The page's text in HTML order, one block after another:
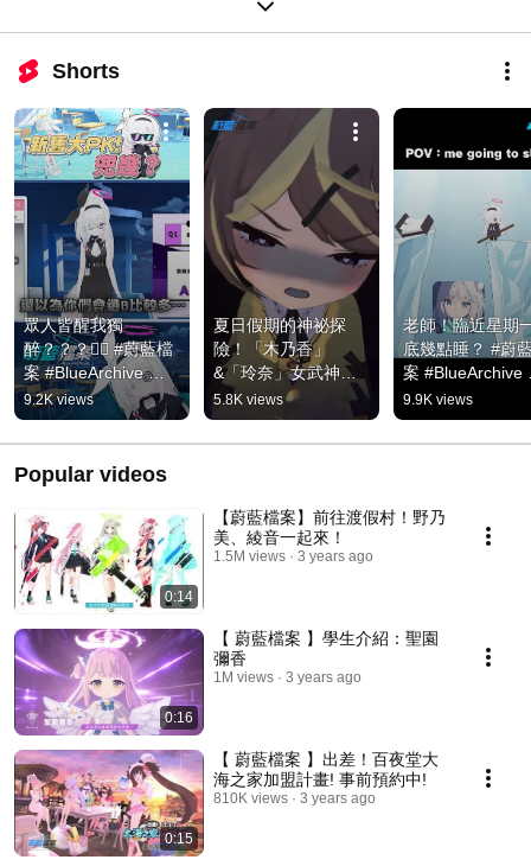
Shorts
眾人皆醒我獨
醉？？？😵‍💫 #蔚藍檔
案 #BlueArchive
#shorts
9.2K views
夏日假期的神祕探
險！「木乃香」
&「玲奈」女武神副
局長跟狂獵學生會碰
出什麼火花？#蔚藍
檔案 #BlueArchive
5.8K views
老師！臨近星期
底幾點睡？ #蔚
案 #BlueArchive
#shorts
9.9K views
Popular videos
0:14
【蔚藍檔案】前往渡假村！野乃
美、綾音一起來！
1.5M views 3 years ago
0:16
【 蔚藍檔案 】學生介紹：聖園
彌香
1M views 3 years ago
0:15
【 蔚藍檔案 】出差！百夜堂大
海之家加盟計畫! 事前預約中!
810K views 3 years ago